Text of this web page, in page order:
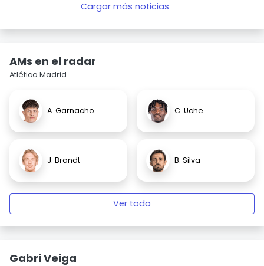
Cargar más noticias
AMs en el radar
Atlético Madrid
A. Garnacho C. Uche
J. Brandt B. Silva
Ver todo
Gabri Veiga